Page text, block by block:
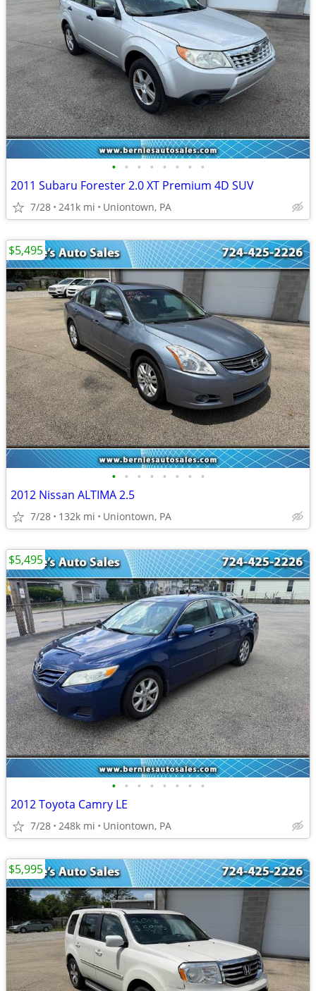
• • • • • • • •
2011 Subaru Forester 2.0 XT Premium 4D SUV
7/28 241k mi Uniontown, PA
• • • • • • • •
2012 Nissan ALTIMA 2.5
7/28 132k mi Uniontown, PA
$5,495
• • • • • • • •
2012 Toyota Camry LE
7/28 248k mi Uniontown, PA
$5,495
$5,995